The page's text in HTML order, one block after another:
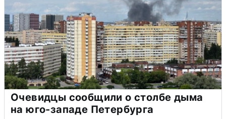
Очевидцы сообщили о столбе дыма
на юго-западе Петербурга